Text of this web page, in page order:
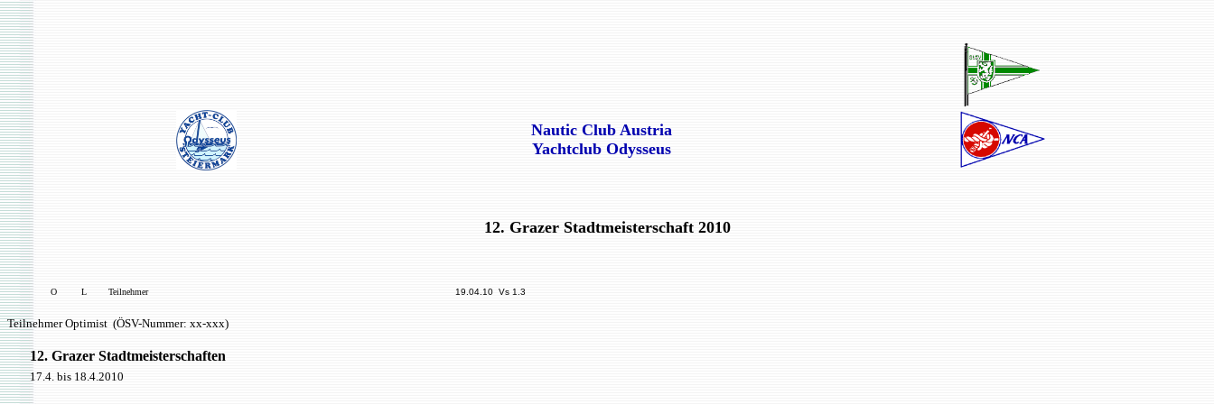
Nautic Club Austria
Yachtclub Odysseus
12. Grazer Stadtmeisterschaft 2010
O L Teilnehmer 19.04.10 Vs 1.3
Teilnehmer Optimist (ÖSV-Nummer: xx-xxx)
12. Grazer Stadtmeisterschaften
17.4. bis 18.4.2010